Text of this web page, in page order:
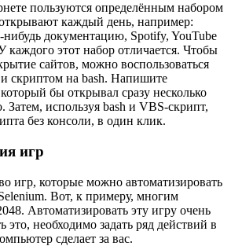
пользуются определённым набором
каждый день, например:
документацию, Spotify, YouTube
каждого этот набор отличается. Чтобы
сайтов, можно воспользоваться
скриптом на bash. Напишите
бы открывал сразу несколько
Затем, используя bash и VBS-скрипт,
без консоли, в один клик.
игр
игр, которые можно автоматизировать
Вот, к примеру, многим
Автоматизировать эту игру очень
это, необходимо задать ряд действий в
сделает за вас.